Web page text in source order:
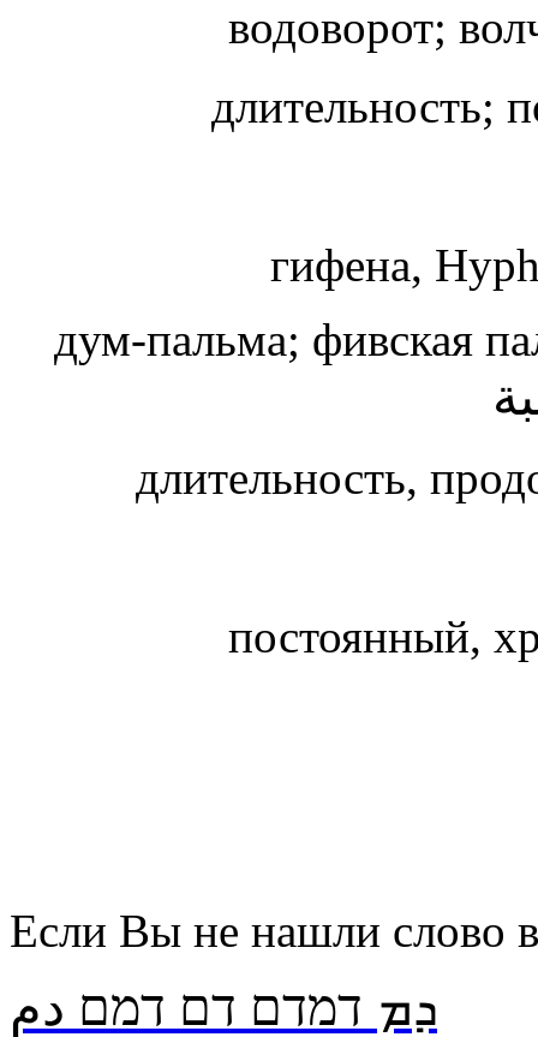
водоворот;
длительность;
гифена,
дум-пальма; фивская
длительность,
постоянный,
Если Вы не нашли слово в
ܕܡ דמדם דם דמם دم